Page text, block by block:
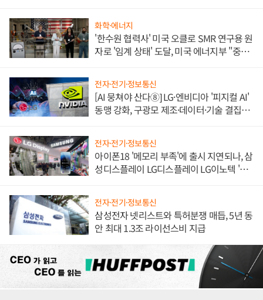
화학·에너지
'한수원 협력사' 미국 오클로 SMR 연구용 원
자로 '임계 상태' 도달, 미국 에너지부 "중요
전자·전기·정보통신
[AI 뭉쳐야 산다⑧] LG·엔비디아 '피지컬 AI'
동맹 강화, 구광모 제조·데이터·기술 결집
전자·전기·정보통신
아이폰18 '메모리 부족'에 출시 지연되나, 삼
성디스플레이 LG디스플레이 LG이노텍 '탈
전자·전기·정보통신
삼성전자 넷리스트와 특허분쟁 매듭, 5년 동
안 최대 1.3조 라이선스비 지급